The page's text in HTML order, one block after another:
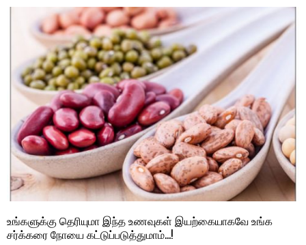
உங்களுக்கு தெரியுமா இந்த உணவுகள் இயற்கையாகவே உங்க
சர்க்கரை நோயை கட்டுப்படுத்துமாம்…!